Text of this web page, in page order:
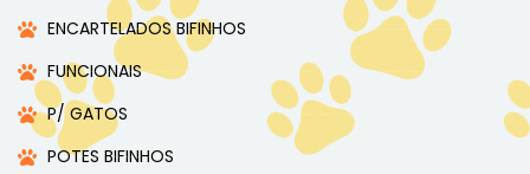
ENCARTELADOS BIFINHOS
FUNCIONAIS
P/ GATOS
POTES BIFINHOS